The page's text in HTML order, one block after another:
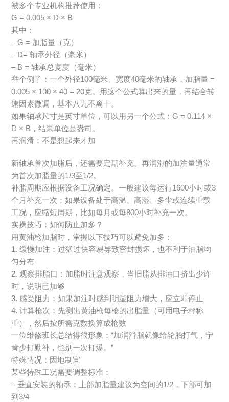
被多个专业机构推荐使用：
G = 0.005 × D × B
其中：
– G = 加脂量（克）
– D= 轴承外径（毫米）
– B = 轴承总宽度（毫米）
举个例子：一个外径100毫米、宽度40毫米的轴承，加脂量 =
0.005 × 100 × 40 = 20克。用这个公式算出来的量，再结合转
速因素微调，基本八九不离十。
如果轴承尺寸是英寸单位，可以用另一个公式：G = 0.114 ×
D × B，结果单位是盎司。
再润滑：不是想起来才加
新轴承首次加脂后，还需要定期补充。再润滑的加注量通常
为首次加脂量的1/3至1/2。
补脂周期应根据设备工况确定。一般建议每运行1600小时或3
个月补充一次；如果设备处于高温、高湿、多尘或连续重载
工况，应缩短周期，比如每月或每800小时补充一次。
实操技巧：如何防止加多？
用黄油枪加脂时，掌握以下技巧可以避免加多：
1. 缓慢加注：过猛过快容易导致密封损坏，也不利于油脂均
匀分布
2. 观察排脂口：加脂时注意观察，当旧脂从排油口挤出少许
时，说明已加够
3. 感受阻力：如果加注时感到明显阻力增大，应立即停止
4. 计算枪次：先测出黄油枪每枪的出脂量（可用电子秤称
重），然后按所需克数换算成枪数
一位维修班长总结得很形象：“加润滑脂就像给轮胎打气，宁
肯少打勤补，也别一次打爆。”
特殊情况：因地制宜
某些特殊工况需要调整标准：
– 垂直安装的轴承：上部加脂量建议为空间的1/2，下部可加
到3/4